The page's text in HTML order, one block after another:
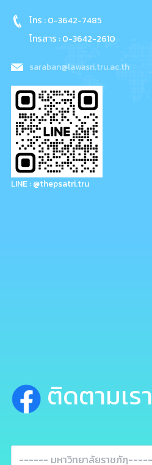
โทร : 0-3642-7485
โทรสาร : 0-3642-2610
saraban@lawasri.tru.ac.th
LINE : @thepsatri.tru
ติดตามเรา